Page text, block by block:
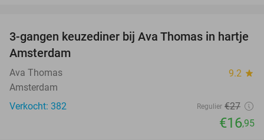
37%
3-gangen keuzediner bij Ava Thomas in hartje
Amsterdam
Ava Thomas 9.2 star
Amsterdam
Verkocht: 382
Regulier €27
€16,95